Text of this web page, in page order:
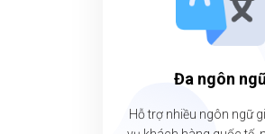
Đa ngôn
Hỗ trợ nhiều ngôn ngữ